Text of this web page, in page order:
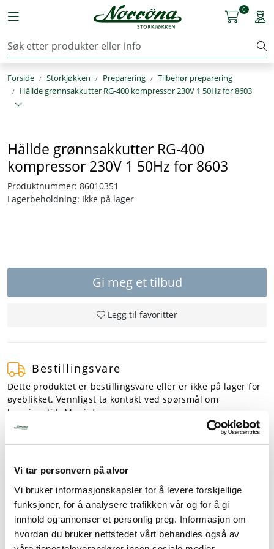
Vi tar personvern på alvor
Vi bruker informasjonskapsler for å levere forskjellige
funksjoner, for å analysere trafikken vår og for å gi
innhold og annonser et personlig preg. Informasjon om
hvordan du bruker nettstedet vårt behandles også av
Toggle navigation
0
Forside Storkjøkken Preparering
Tilbehør preparering
Hällde grønnsakkutter RG-400 kompressor 230V 1 50Hz for 8603
Hällde grønnsakkutter RG-400
kompressor 230V 1 50Hz for 8603
Produktnummer: 86010351
Lagerbeholdning: Ikke på lager
Gi meg et tilbud
Legg til favoritter
Bestillingsvare
Dette produktet er bestillingsvare eller er ikke på lager for
øyeblikket. Vennligst ta kontakt ved spørsmål om
leveringstid. Mer info
Fordeler
Profesjonell bruk
Kjøkkenutstyr
Storkjøkken
Arbeidstøy
Reservedeler
Kontakt